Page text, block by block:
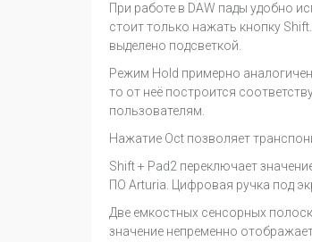
При работе в DAW пады удобно
стоит только нажать кнопку
выделено подсветкой.
Режим Hold примерно
то от неё построится
пользователям.
Нажатие Oct позволяет
Shift + Pad2 переключает
ПО Arturia. Цифровая ручка под
Две емкостных сенсорных
значение непременно